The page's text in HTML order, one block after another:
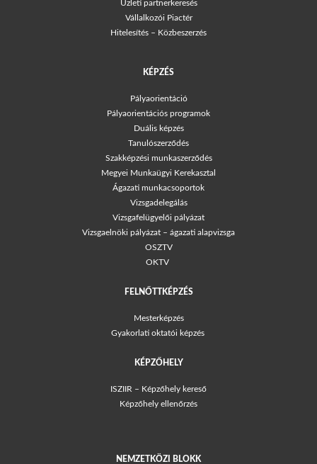
Üzleti partnerkeresés
Vállalkozói Piactér
Hitelesítés – Közbeszerzés
KÉPZÉS
Pályaorientáció
Pályaorientációs programok
Duális képzés
Tanulószerződés
Szakképzési munkaszerződés
Megyei Munkaügyi Kerekasztal
Ágazati munkacsoportok
Vizsgadelegálás
Vizsgafelügyelői pályázat
Vizsgaelnöki pályázat – ágazati alapvizsga
OSZTV
OKTV
FELNŐTTKÉPZÉS
Mesterképzés
Gyakorlati oktatói képzés
KÉPZŐHELY
ISZIIR – Képzőhely kereső
Képzőhely ellenőrzés
NEMZETKÖZI BLOKK